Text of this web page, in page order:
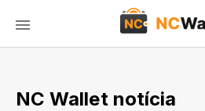
NC Wallet notícia